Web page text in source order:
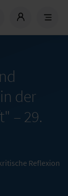
der
– 29.
Reflexion